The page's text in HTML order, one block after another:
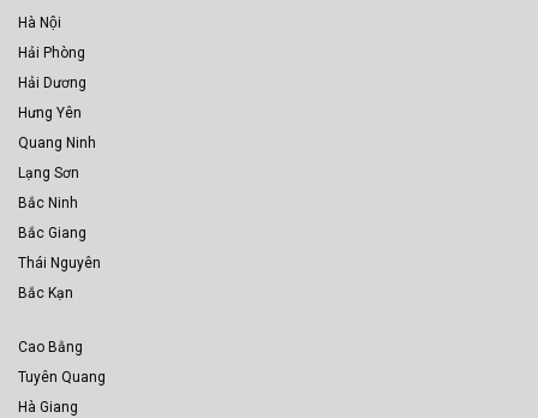
Hà Nội
Hải Phòng
Hải Dương
Hưng Yên
Quang Ninh
Lạng Sơn
Bắc Ninh
Bắc Giang
Thái Nguyên
Bắc Kạn
Cao Bằng
Tuyên Quang
Hà Giang